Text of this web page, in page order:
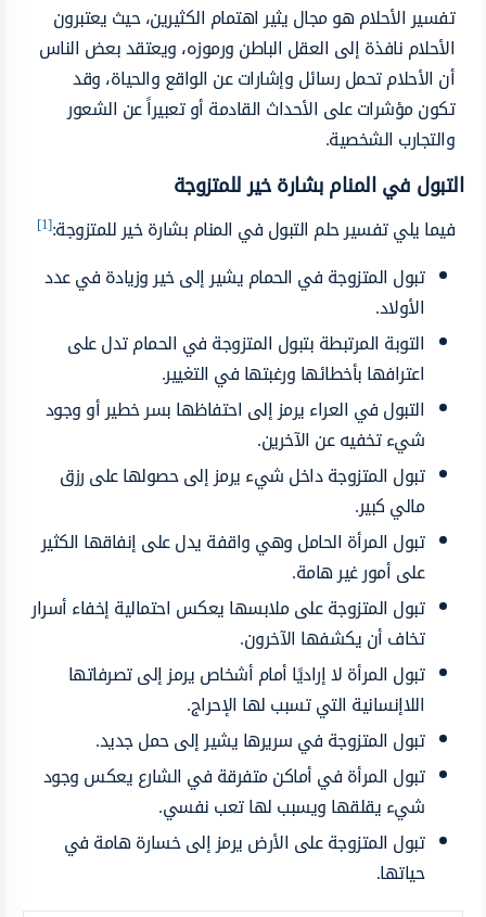
تفسير الأحلام هو مجال يثير اهتمام الكثيرين، حيث يعتبرون
الأحلام نافذة إلى العقل الباطن ورموزه، ويعتقد بعض الناس
أن الأحلام تحمل رسائل وإشارات عن الواقع والحياة، وقد
تكون مؤشرات على الأحداث القادمة أو تعبيراً عن الشعور
والتجارب الشخصية.
التبول في المنام بشارة خير للمتزوجة
فيما يلي تفسير حلم التبول في المنام بشارة خير للمتزوجة:[1]
تبول المتزوجة في الحمام يشير إلى خير وزيادة في عدد
الأولاد.
التوبة المرتبطة بتبول المتزوجة في الحمام تدل على
اعترافها بأخطائها ورغبتها في التغيير.
التبول في العراء يرمز إلى احتفاظها بسر خطير أو وجود
شيء تخفيه عن الآخرين.
تبول المتزوجة داخل شيء يرمز إلى حصولها على رزق
مالي كبير.
تبول المرأة الحامل وهي واقفة يدل على إنفاقها الكثير
على أمور غير هامة.
تبول المتزوجة على ملابسها يعكس احتمالية إخفاء أسرار
تخاف أن يكشفها الآخرون.
تبول المرأة لا إراديًا أمام أشخاص يرمز إلى تصرفاتها
اللاإنسانية التي تسبب لها الإحراج.
تبول المتزوجة في سريرها يشير إلى حمل جديد.
تبول المرأة في أماكن متفرقة في الشارع يعكس وجود
شيء يقلقها ويسبب لها تعب نفسي.
تبول المتزوجة على الأرض يرمز إلى خسارة هامة في
حياتها.